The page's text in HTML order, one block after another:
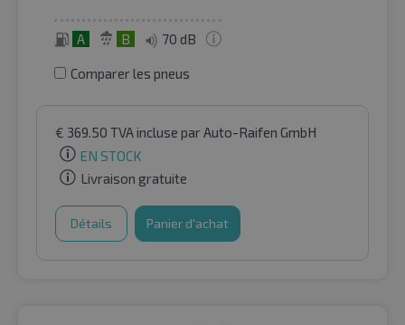
A B 70 dB
Comparer les pneus
€ 369.50 TVA incluse par Auto-Raifen GmbH
EN STOCK
Livraison gratuite
Détails Panier d'achat